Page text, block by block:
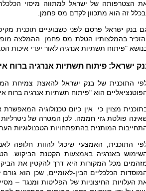
הצטרפותה של ישראל למתווה מיסוי
זה הוא מתכוון לקדם מס פחמן.
בנק ישראל פרסם לפני כשבועיים תוכנית
בהמלצותיו הטלת מס פחמן. ההמלצה
"פיתוח תשתיות אנרגיה לאור יעדי איכות
ישראל: פיתוח תשתיות אנרגיה ברוח
התוכנית של בנק ישראל להאצת צמיחת
הוא "פיתוח תשתיות אנרגיה ברוח
מצוין כי אין כיום טכנולוגיה
פולטת גזי חממה. לכן המטרה של
המותנית בהתפתחויות הטכנולוגיות
התוכנית, האמצעי שיכול להוות חלופה
באנרגיה באמצעות הקטנת הביקוש.
מכל המקורות היא דרך להקטין את
הכלכליים הבין-לאומיים, שכן הוא
העלויות החיצוניות של הפליטות ומנגד –